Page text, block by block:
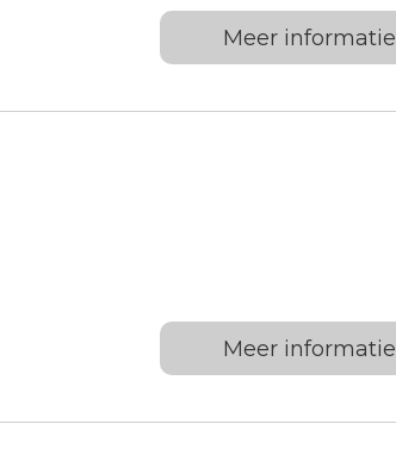
Meer informatie
Meer informatie